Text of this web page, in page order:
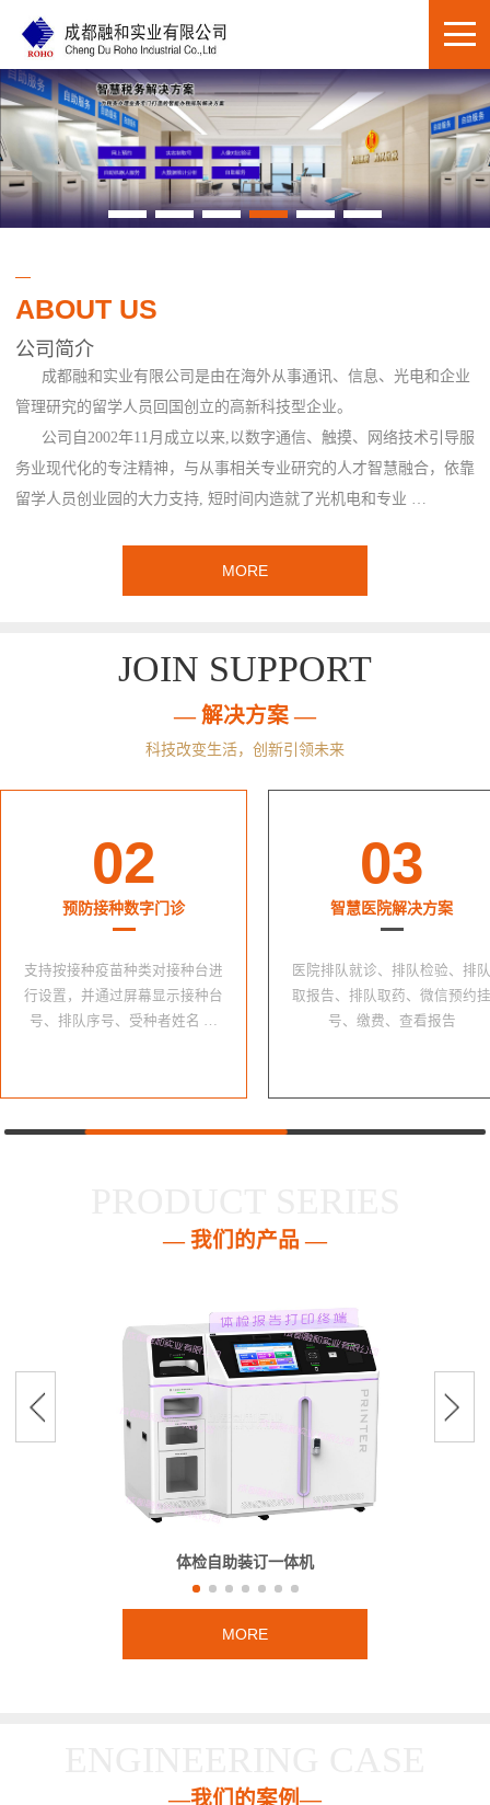
ABOUT US
公司简介
成都融和实业有限公司是由在海外从事通讯、信息、光电和企业
管理研究的留学人员回国创立的高新科技型企业。
公司自2002年11月成立以来,以数字通信、触摸、网络技术引导服
务业现代化的专注精神，与从事相关专业研究的人才智慧融合，依靠
留学人员创业园的大力支持, 短时间内造就了光机电和专业 …
MORE
JOIN SUPPORT
— 解决方案 —
科技改变生活，创新引领未来
02
预防接种数字门诊
支持按接种疫苗种类对接种台进
行设置，并通过屏幕显示接种台
号、排队序号、受种者姓名 …
03
智慧医院解决方案
医院排队就诊、排队检验、排队
取报告、排队取药、微信预约挂
号、缴费、查看报告
— 我们的产品 —
体检自助装订一体机
MORE
—我们的案例—